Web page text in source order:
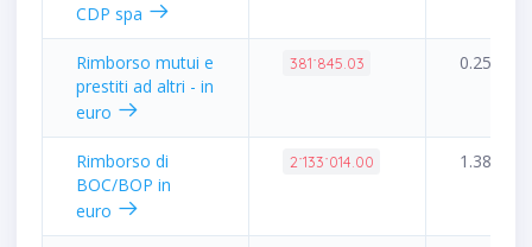
CDP spa
Rimborso mutui e
prestiti ad altri - in
euro
381˙845.03 0.25%
Rimborso di
BOC/BOP in
euro
2˙133˙014.00 1.38%